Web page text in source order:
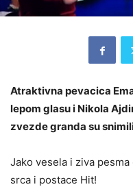
Atraktivna pevacica
lepom glasu i Nikola
zvezde granda su
Jako vesela i ziva
srca i postace Hit!